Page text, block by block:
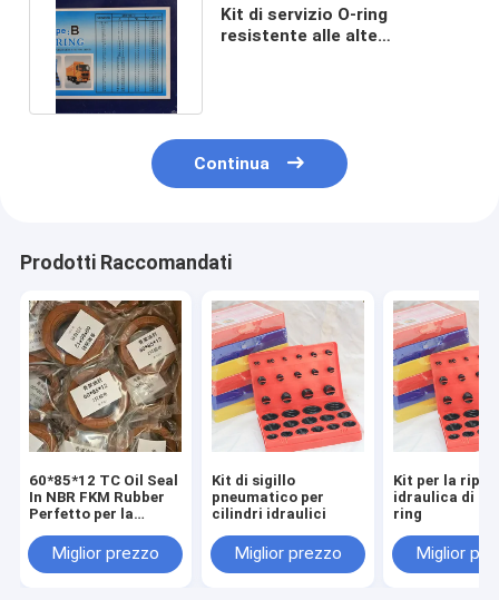
Kit di servizio O-ring
resistente alle alte
Continua
Prodotti Raccomandati
60*85*12 TC Oil Seal
In NBR FKM Rubber
Perfetto per la
Miglior prezzo
Kit di sigillo
pneumatico per
cilindri idraulici
Miglior prezzo
Kit per la
idraulica di
ring
Miglior